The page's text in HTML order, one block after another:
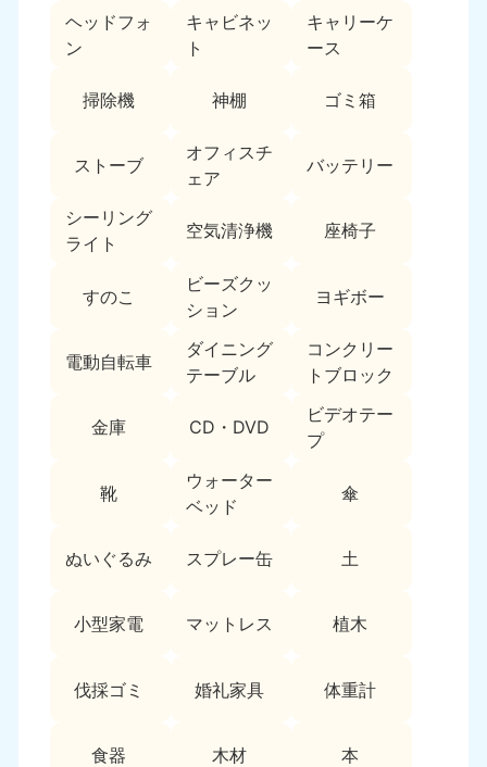
ヘッドフォ
ン
キャビネッ
ト
キャリーケ
ース
掃除機 神棚 ゴミ箱
ストーブ
オフィスチ
ェア
バッテリー
シーリング
ライト
空気清浄機 座椅子
すのこ
ビーズクッ
ション
ヨギボー
電動自転車
ダイニング
テーブル
コンクリー
トブロック
金庫 CD・DVD
ビデオテー
プ
靴
ウォーター
ベッド
傘
ぬいぐるみ スプレー缶 土
小型家電 マットレス 植木
伐採ゴミ 婚礼家具 体重計
食器 木材 本
福島県
050-1881-5271
東京都
050-1881-5265
9:00〜19:00 年中無休
神奈川県
050-1881-5268
9:00〜19:00 年中無休
050-1881-5266
9:00〜19:00 年中無休
栃木県
050-1881-5270
茨城県
050-1881-5269
9:00〜19:00 年中無休
050-1881-5267
9:00〜19:00 年中無休
050-1881-5255
9:00〜19:00 年中無休
050-1881-5259
9:00〜19:00 年中無休
静岡県 長野県